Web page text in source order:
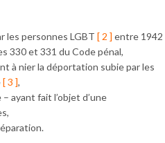
les personnes LGBT [ 2 ] entre 1942
330 et 331 du Code pénal,
à nier la déportation subie par les
[ 3 ],
ayant fait l’objet d’une